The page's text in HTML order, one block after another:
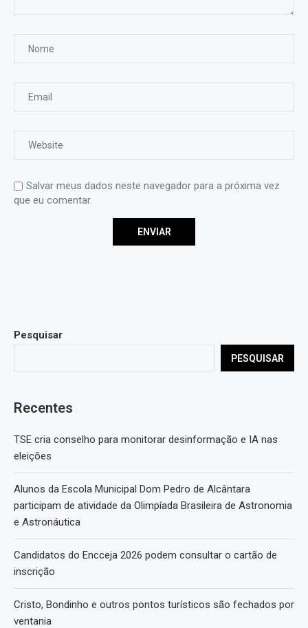
Salvar meus dados neste navegador para a próxima vez
que eu comentar.
Pesquisar
PESQUISAR
Recentes
TSE cria conselho para monitorar desinformação e IA nas
eleições
Alunos da Escola Municipal Dom Pedro de Alcântara
participam de atividade da Olimpíada Brasileira de Astronomia
e Astronáutica
Candidatos do Encceja 2026 podem consultar o cartão de
inscrição
Cristo, Bondinho e outros pontos turísticos são fechados por
ventania